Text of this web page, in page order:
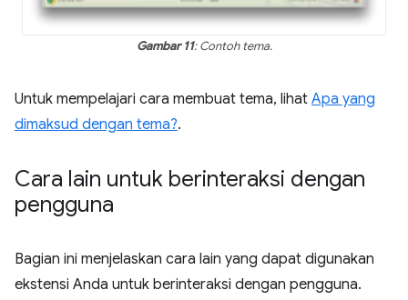
Gambar 11: Contoh tema.
Untuk mempelajari cara membuat tema, lihat Apa yang
dimaksud dengan tema?.
Cara lain untuk berinteraksi dengan
pengguna
Bagian ini menjelaskan cara lain yang dapat digunakan
ekstensi Anda untuk berinteraksi dengan pengguna.